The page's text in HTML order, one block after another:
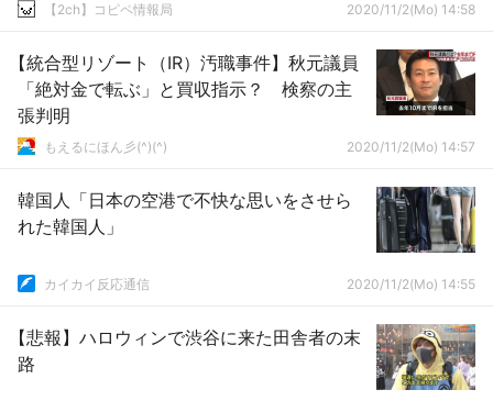
【2ch】コピペ情報局 2020/11/2(Mo) 14:58
【統合型リゾート（IR）汚職事件】秋元議員
「絶対金で転ぶ」と買収指示？ 検察の主
張判明
もえるにほん彡(^)(^) 2020/11/2(Mo) 14:57
韓国人「日本の空港で不快な思いをさせら
れた韓国人」
カイカイ反応通信 2020/11/2(Mo) 14:55
【悲報】ハロウィンで渋谷に来た田舎者の末
路